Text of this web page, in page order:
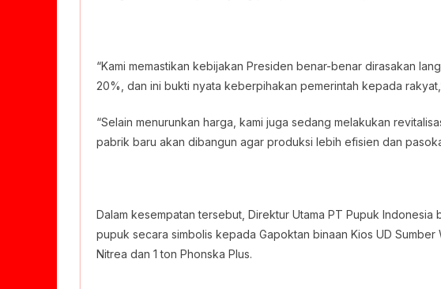
“Kami memastikan kebijakan Presiden benar-benar dirasakan
20%, dan ini bukti nyata keberpihakan pemerintah kepada
“Selain menurunkan harga, kami juga sedang melakukan
pabrik baru akan dibangun agar produksi lebih efisien dan
Dalam kesempatan tersebut, Direktur Utama PT Pupuk Indonesia
pupuk secara simbolis kepada Gapoktan binaan Kios UD
Nitrea dan 1 ton Phonska Plus.